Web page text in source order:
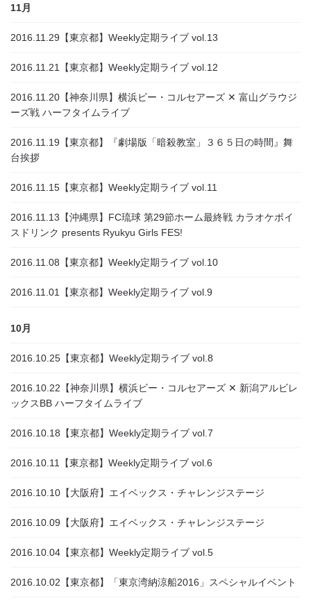
11月
2016.11.29 【東京都】Weekly定期ライブ vol.13
2016.11.21 【東京都】Weekly定期ライブ vol.12
2016.11.20 【神奈川県】横浜ビー・コルセアーズ ✕ 富山グラウジ
ーズ戦 ハーフタイムライブ
2016.11.19 【東京都】『劇場版「暗殺教室」３６５日の時間』舞
台挨拶
2016.11.15 【東京都】Weekly定期ライブ vol.11
2016.11.13 【沖縄県】FC琉球 第29節ホーム最終戦 カラオケボイ
スドリンク presents Ryukyu Girls FES!
2016.11.08 【東京都】Weekly定期ライブ vol.10
2016.11.01 【東京都】Weekly定期ライブ vol.9
10月
2016.10.25 【東京都】Weekly定期ライブ vol.8
2016.10.22 【神奈川県】横浜ビー・コルセアーズ ✕ 新潟アルビレ
ックスBB ハーフタイムライブ
2016.10.18 【東京都】Weekly定期ライブ vol.7
2016.10.11 【東京都】Weekly定期ライブ vol.6
2016.10.10 【大阪府】エイベックス・チャレンジステージ
2016.10.09 【大阪府】エイベックス・チャレンジステージ
2016.10.04 【東京都】Weekly定期ライブ vol.5
2016.10.02 【東京都】「東京湾納涼船2016」スペシャルイベント